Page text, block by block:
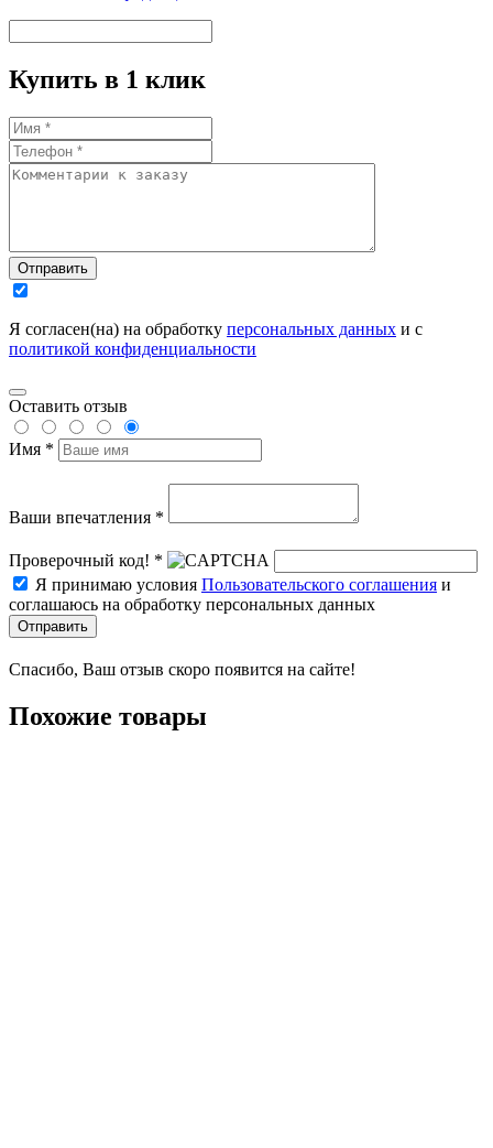
Купить в 1 клик
Отправить
Я согласен(на) на обработку персональных данных и с
политикой конфиденциальности
Оставить отзыв
Имя *
Ваши впечатления *
Проверочный код! *
Я принимаю условия Пользовательского соглашения и
соглашаюсь на обработку персональных данных
Отправить
Спасибо, Ваш отзыв скоро появится на сайте!
Похожие товары